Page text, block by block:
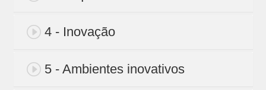
4 - Inovação
5 - Ambientes inovativos